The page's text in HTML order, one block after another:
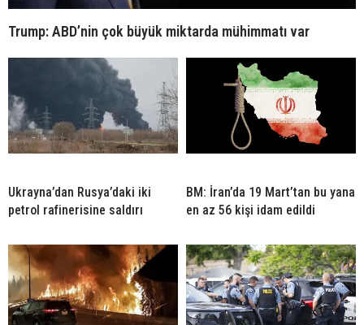
Trump: ABD’nin çok büyük miktarda mühimmatı var
Ukrayna’dan Rusya’daki iki
petrol rafinerisine saldırı
BM: İran’da 19 Mart’tan bu yana
en az 56 kişi idam edildi